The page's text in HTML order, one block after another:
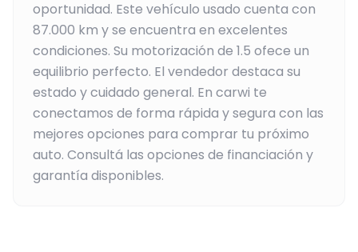
oportunidad. Este vehículo usado cuenta con
87.000 km y se encuentra en excelentes
condiciones. Su motorización de 1.5 ofece un
equilibrio perfecto. El vendedor destaca su
estado y cuidado general. En carwi te
conectamos de forma rápida y segura con las
mejores opciones para comprar tu próximo
auto. Consultá las opciones de financiación y
garantía disponibles.